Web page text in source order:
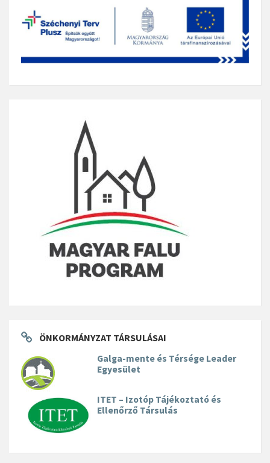
ÖNKORMÁNYZAT TÁRSULÁSAI
Galga-mente és Térsége Leader
Egyesület
ITET – Izotóp Tájékoztató és
Ellenőrző Társulás